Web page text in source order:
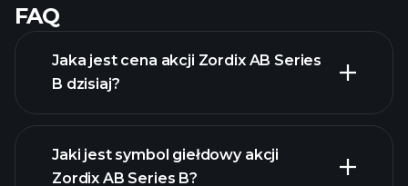
FAQ
Jaka jest cena akcji Zordix AB Series
B dzisiaj?
Jaki jest symbol giełdowy akcji
Zordix AB Series B?